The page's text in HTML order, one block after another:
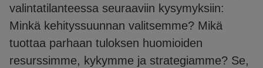
valintatilanteessa seuraaviin kysymyksiin:
Minkä kehityssuunnan valitsemme? Mikä
tuottaa parhaan tuloksen huomioiden
resurssimme, kykymme ja strategiamme? Se,